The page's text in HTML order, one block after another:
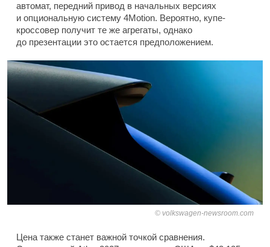
автомат, передний привод в начальных версиях
и опциональную систему 4Motion. Вероятно, купе-
кроссовер получит те же агрегаты, однако
до презентации это остается предположением.
volkswagen-newsroom.com
Цена также станет важной точкой сравнения.